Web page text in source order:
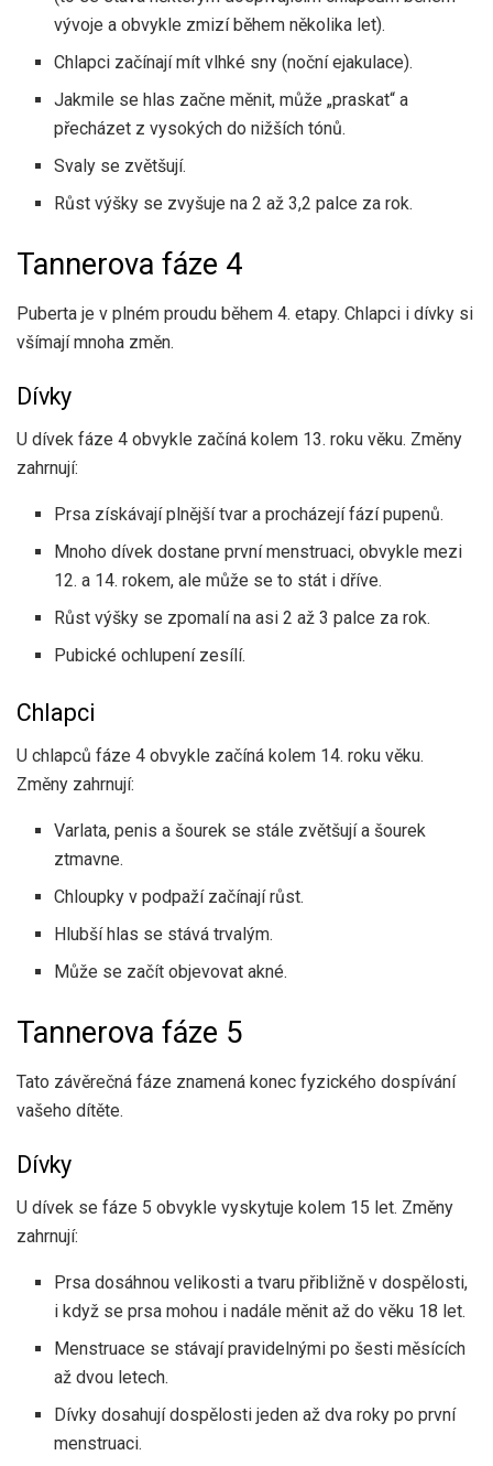
vývoje a obvykle zmizí během několika let).
Chlapci začínají mít vlhké sny (noční ejakulace).
Jakmile se hlas začne měnit, může „praskat“ a
přecházet z vysokých do nižších tónů.
Svaly se zvětšují.
Růst výšky se zvyšuje na 2 až 3,2 palce za rok.
Tannerova fáze 4
Puberta je v plném proudu během 4. etapy. Chlapci i dívky si
všímají mnoha změn.
Dívky
U dívek fáze 4 obvykle začíná kolem 13. roku věku. Změny
zahrnují:
Prsa získávají plnější tvar a procházejí fází pupenů.
Mnoho dívek dostane první menstruaci, obvykle mezi
12. a 14. rokem, ale může se to stát i dříve.
Růst výšky se zpomalí na asi 2 až 3 palce za rok.
Pubické ochlupení zesílí.
Chlapci
U chlapců fáze 4 obvykle začíná kolem 14. roku věku.
Změny zahrnují:
Varlata, penis a šourek se stále zvětšují a šourek
ztmavne.
Chloupky v podpaží začínají růst.
Hlubší hlas se stává trvalým.
Může se začít objevovat akné.
Tannerova fáze 5
Tato závěrečná fáze znamená konec fyzického dospívání
vašeho dítěte.
Dívky
U dívek se fáze 5 obvykle vyskytuje kolem 15 let. Změny
zahrnují:
Prsa dosáhnou velikosti a tvaru přibližně v dospělosti,
i když se prsa mohou i nadále měnit až do věku 18 let.
Menstruace se stávají pravidelnými po šesti měsících
až dvou letech.
Dívky dosahují dospělosti jeden až dva roky po první
menstruaci.